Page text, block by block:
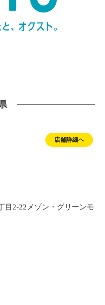
店舗詳細へ
目2-22メゾン・グリーンモ